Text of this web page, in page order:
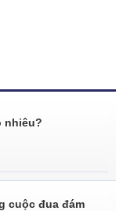
nhiêu?
cuộc đua đám